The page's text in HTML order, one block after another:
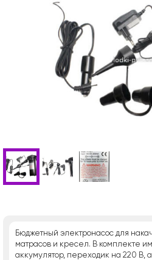
Бюджетный электронасос для
матрасов и кресел. В комплекте
аккумулятор, переходик на 220 В,